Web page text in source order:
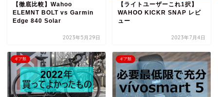
【徹底比較】Wahoo
ELEMNT BOLT vs Garmin
Edge 840 Solar
2023年5月29日
【ライトユーザーこれ1択】
WAHOO KICKR SNAP レビ
ュー
2023年7月4日
ギア類 ギア類